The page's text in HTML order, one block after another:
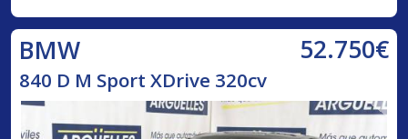
BMW 52.750€
840 D M Sport XDrive 320cv